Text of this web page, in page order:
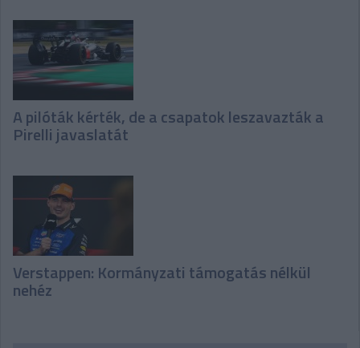
A pilóták kérték, de a csapatok leszavazták a
Pirelli javaslatát
Verstappen: Kormányzati támogatás nélkül
nehéz